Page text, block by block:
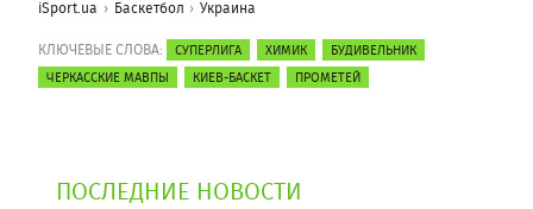
iSport.ua Баскетбол Украина
КЛЮЧЕВЫЕ СЛОВА: СУПЕРЛИГА ХИМИК
БУДИВЕЛЬНИК
ЧЕРКАССКИЕ МАВПЫ
КИЕВ-БАСКЕТ ПРОМЕТЕЙ
ПОСЛЕДНИЕ НОВОСТИ